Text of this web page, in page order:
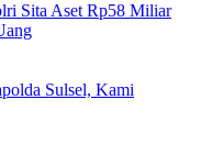
Sita Aset Rp58 Miliar
Sulsel, Kami